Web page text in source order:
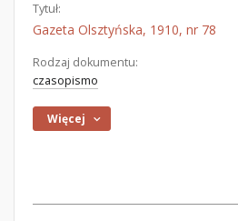
Tytuł:
Gazeta Olsztyńska, 1910, nr 78
Rodzaj dokumentu:
czasopismo
Więcej